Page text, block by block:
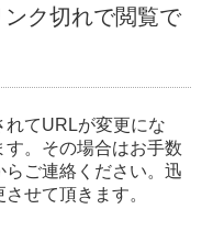
ク切れで閲覧で
れてURLが変更にな
す。その場合はお手数
らご連絡ください。迅
せて頂きます。